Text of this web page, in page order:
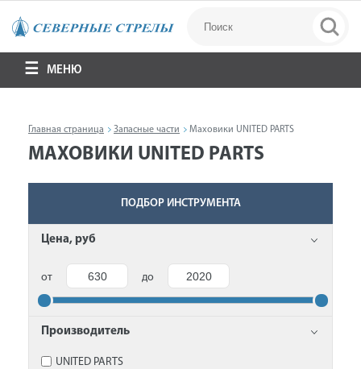
МЕНЮ
Главная страница Запасные части Маховики UNITED PARTS
МАХОВИКИ UNITED PARTS
ПОДБОР ИНСТРУМЕНТА
Цена, руб
от до
Производитель
UNITED PARTS